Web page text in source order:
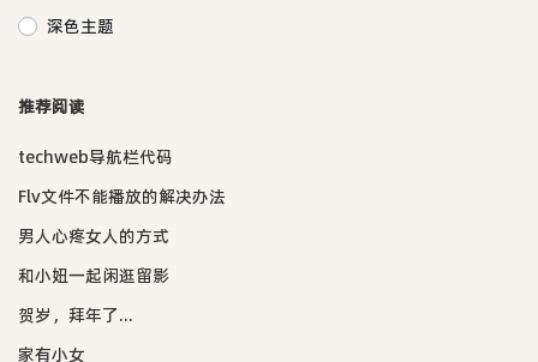
深色主题
推荐阅读
techweb导航栏代码
Flv文件不能播放的解决办法
男人心疼女人的方式
和小妞一起闲逛留影
贺岁，拜年了...
家有小女